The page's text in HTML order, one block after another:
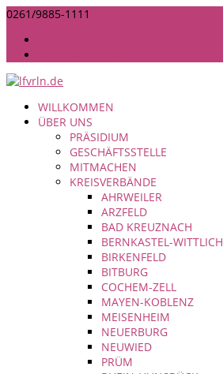
0261/9885-1111
WILLKOMMEN
ÜBER UNS
PRÄSIDIUM
GESCHÄFTSSTELLE
MITMACHEN
KREISVERBÄNDE
AHRWEILER
ARZFELD
BAD KREUZNACH
BERNKASTEL-WITTLICH
BIRKENFELD
BITBURG
COCHEM-ZELL
MAYEN-KOBLENZ
MEISENHEIM
NEUERBURG
NEUWIED
PRÜM